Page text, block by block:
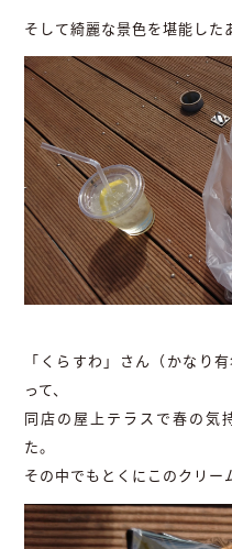
そして綺麗な景色を堪能した
「くらすわ」さん（かなり
って、
同店の屋上テラスで春の気
た。
その中でもとくにこのクリー